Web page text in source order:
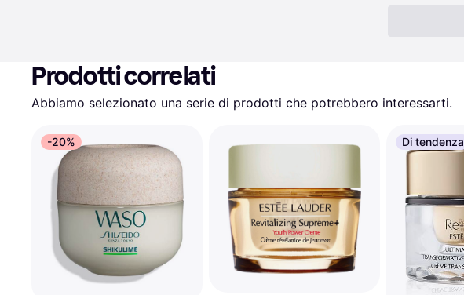
Prodotti correlati
Abbiamo selezionato una serie di prodotti che potrebbero interessarti.
-20% Di tendenza